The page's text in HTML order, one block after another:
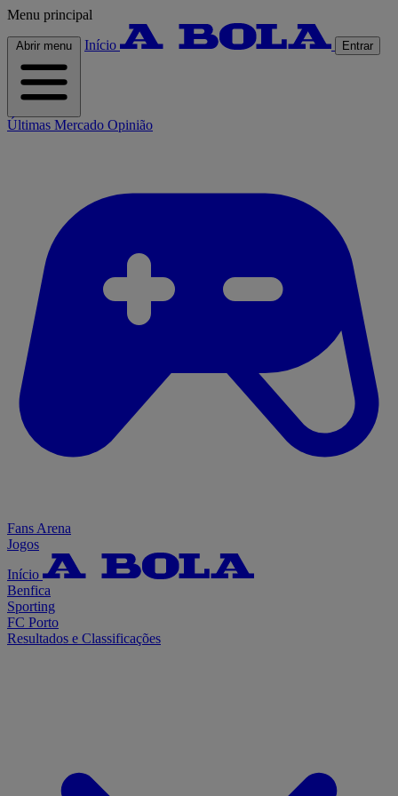
Menu principal
Abrir menu Início Entrar
Últimas Mercado Opinião
Fans Arena
Jogos
Início
Benfica
Sporting
FC Porto
Resultados e Classificações